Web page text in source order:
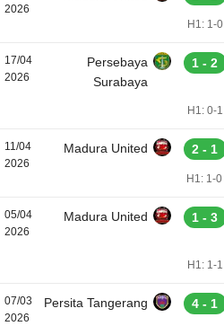
2026
H1: 1-0
17/04
2026
Persebaya
Surabaya
1 - 2
H1: 0-1
11/04
2026
Madura United 2 - 1
H1: 1-0
05/04
2026
Madura United 1 - 3
H1: 1-1
07/03
2026
Persita Tangerang 4 - 1